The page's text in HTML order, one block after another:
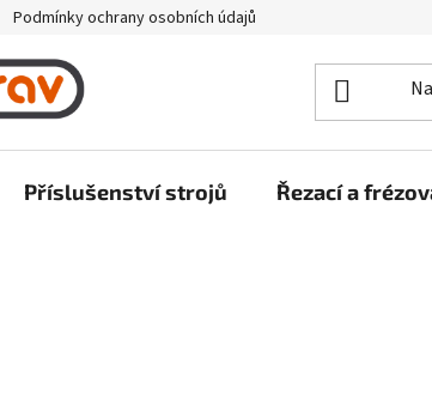
Podmínky ochrany osobních údajů
Příslušenství strojů Řezací a